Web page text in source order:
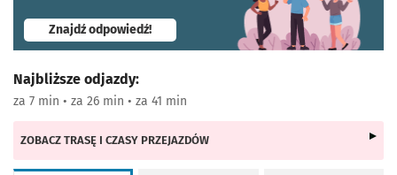
Znajdź odpowiedź!- otworzy się w nowej karcie
Najbliższe odjazdy:
za 7 min • za 26 min • za 41 min
ZOBACZ TRASĘ I CZASY PRZEJAZDÓW